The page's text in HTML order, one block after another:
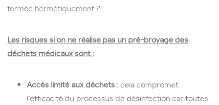
fermée hermétiquement ?
Les risques si on ne réalise pas un pré-broyage des
déchets médicaux sont :
Accès limité aux déchets :cela compromet
l’efficacité du processus de désinfection car toutes